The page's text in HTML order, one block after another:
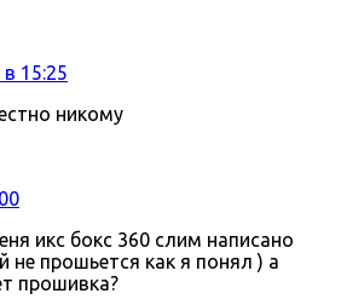
в 15:25
никому
икс бокс 360 слим написано
не прошьется как я понял ) а
прошивка?